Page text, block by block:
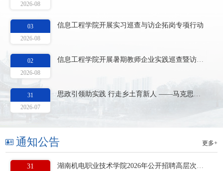
2026-08
03
2026-08
信息工程学院开展实习巡查与访企拓岗专项行动
02
2026-08
信息工程学院开展暑期教师企业实践巡查暨访企拓岗专项活动
31
2026-07
思政引领助实践 行走乡土育新人 ——马克思主义学院教师协助现代服务学院开展暑期“三下乡”社会实践
更多+
通知公告
31